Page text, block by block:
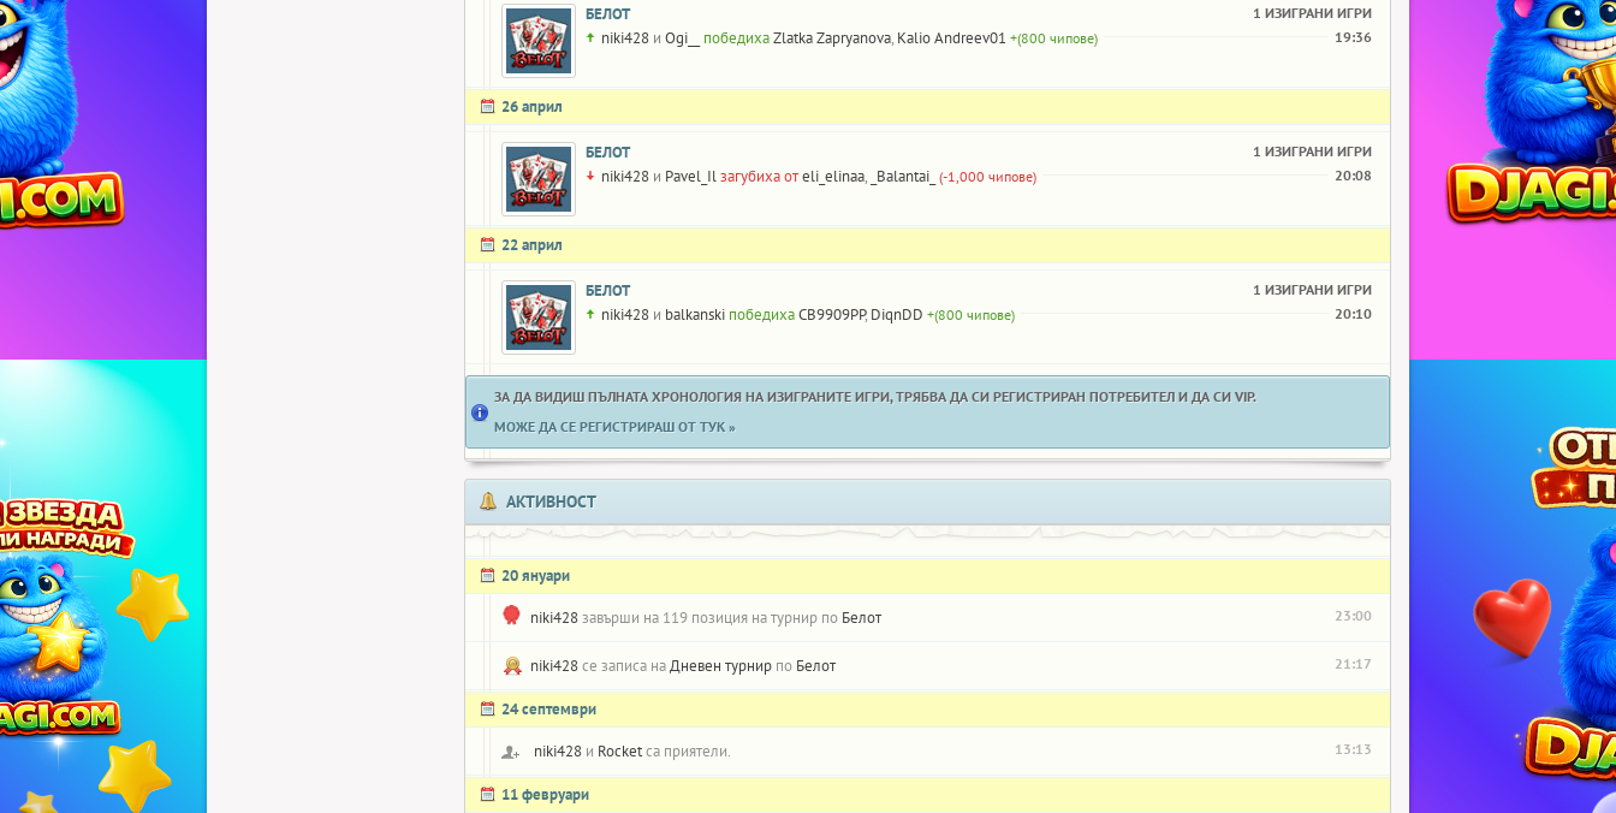
БЕЛОТ 1 ИЗИГРАНИ ИГРИ
niki428 и Ogi__ победихаZlatka Zapryanova, Kalio Andreev01 +(800 чипове) 19:36
26 април
БЕЛОТ 1 ИЗИГРАНИ ИГРИ
niki428 и Pavel_Ilзагубиха отeli_elinaa, _Balantai_ (-1,000 чипове) 20:08
22 април
БЕЛОТ 1 ИЗИГРАНИ ИГРИ
niki428 и balkanski победихаCB9909PP, DiqnDD +(800 чипове) 20:10
ЗА ДА ВИДИШ ПЪЛНАТА ХРОНОЛОГИЯ НА ИЗИГРАНИТЕ ИГРИ, ТРЯБВА ДА СИ РЕГИСТРИРАН ПОТРЕБИТЕЛ И ДА СИ VIP.
МОЖЕ ДА СЕ РЕГИСТРИРАШ ОТ ТУК »
АКТИВНОСТ
20 януари
niki428завърши на 119 позиция на турнир по Белот 23:00
niki428се записа наДневен турнир по Белот 21:17
24 септември
niki428 и Rocketса приятели. 13:13
11 февруари